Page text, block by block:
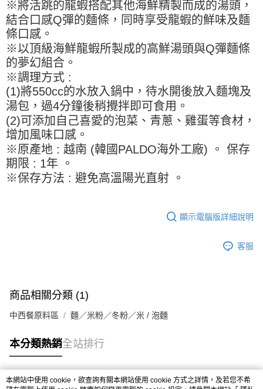
便利好安心！
１．簡單：不需註冊會員、不需綁卡、不需儲值。
２．便利：只要手機號碼，簡訊認證，即可結帳。
３．安心：先確認商品／服務後，再付款。
【「AFTEE先享後付」結帳流程】
１．於結帳方式選擇「AFTEE先享後付」後，將跳轉至「AFTEE先享後付」
結帳頁面，進行簡訊認證並確認金額後，即可完成結帳。
２．訂單成立數日內，您將收到繳費通知簡訊。
３．收到繳費通知簡訊後14天內，點擊此簡訊中的連結，可透過四大超商／
ATM／網路銀行／等多元方式進行付款，方視為交易完成。
※ 請注意：結帳手續完成當下不需立刻繳費，但若您需要取消訂單，請聯絡
購買商品的店家。未經商家同意取消之訂單仍視為有效，需透過AFTEE先享
後付繳納相關費用。
※ 交易是否成功請以「AFTEE先享後付 」之結帳頁面顯示為準，若有關於
是否繳費成功／繳費後需取消欲退款等相關疑問，請聯繫「AFTEE先享後付
客戶支援中心」https://netprotections.freshdesk.com/support/home
１．透過由恩沛科技股份有限公司提供之「AFTEE先享後付」服務完成之交
易，需依本服務之必要範圍內提供個人資料，並將交易相關給付款項請求債
４．使用「AFTEE先享後付」時，將依據個別帳號之用戶狀況，依本公司即
請求用戶進行身份認證。
恩沛科技股份有限公司將有權停止該用戶之使用額度並採取法律行動。
運送方式
全家取貨付款-重量限制含紙箱10kg，請控制商品重量在9~9.5
kg
每筆NT$90，滿NT$990(含以上)免運費
付款後全家取貨-重量限制含紙箱10kg，請控制商品重量在9~
9.5kg
每筆NT$90，滿NT$990(含以上)免運費
7-11取貨付款-重量限制含紙箱10kg，請控制商品重量在9~9.5
kg
每筆NT$90，滿NT$990(含以上)免運費
離島客戶-中華郵政
每筆NT$120，滿NT$2,000(含以上)免運費
※將活跳的龍蝦搭配其他海鮮精製而成的湯頭，
結合口感Q彈的麵條，同時享受龍蝦的鮮味及麵
條口感。
※以頂級海鮮龍蝦所製成的高鮮湯頭與Q彈麵條
的夢幻組合。
※調理方式 :
(1)將550cc的水放入鍋中，待水開後放入麵塊及
湯包，過4分鐘後稍攪拌即可食用。
(2)可添加自己喜愛的泡菜、青蔥、雞蛋等食材，
增加風味口感。
※原產地 : 越南 (韓國PALDO海外工廠) 。 保存
期限 : 1年 。
※保存方法 : 避免高溫陽光直射 。
顯示電腦版詳細說明
客服
商品相關分類 (1)
中西餐原料區 麵／米粉／冬粉／米 / 泡麵
本分類熱銷全站排行
本網站中使用 cookie，欲查詢有關本網站使用 cookie 方式之詳情，及若您不希